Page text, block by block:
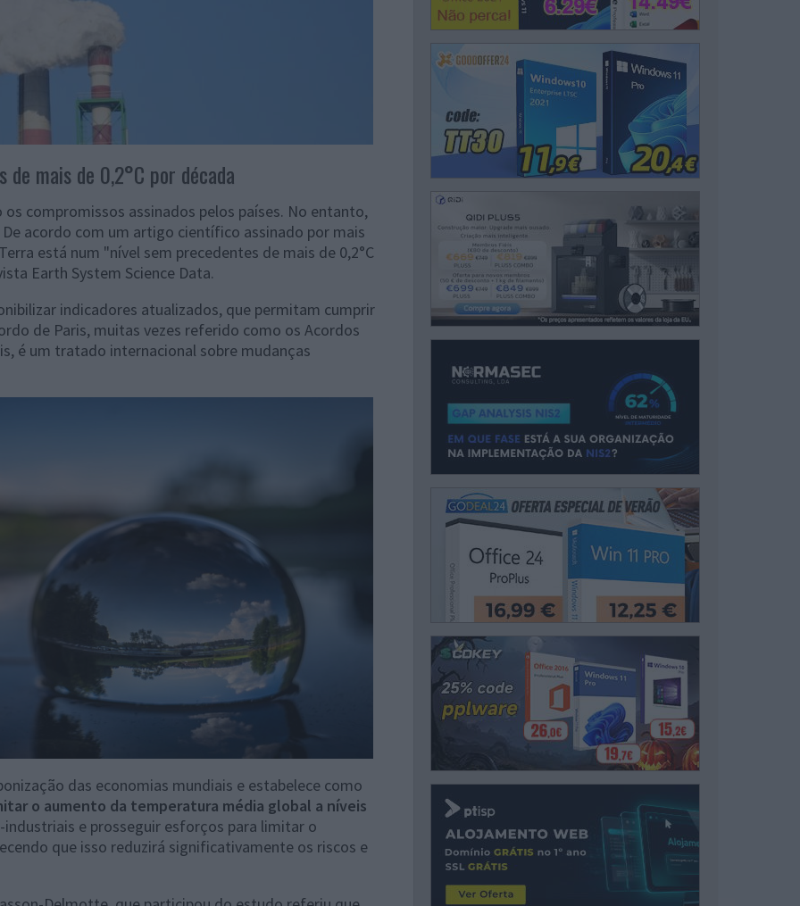
mais de 0,2°C por década
compromissos assinados pelos países. No entanto,
acordo com um artigo científico assinado por mais
está num "nível sem precedentes de mais de 0,2°C
Earth System Science Data.
indicadores atualizados, que permitam cumprir
de Paris, muitas vezes referido como os Acordos
é um tratado internacional sobre mudanças
das economias mundiais e estabelece como
o aumento da temperatura média global a níveis
industriais e prosseguir esforços para limitar o
que isso reduzirá significativamente os riscos e